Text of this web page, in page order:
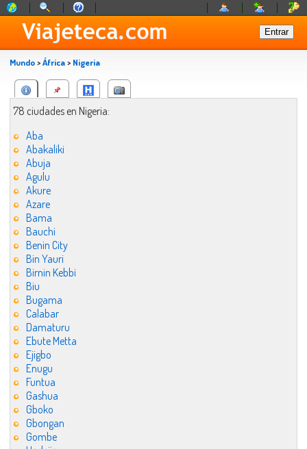
Mundo>África> Nigeria
78 ciudades en Nigeria:
Aba
Abakaliki
Abuja
Agulu
Akure
Azare
Bama
Bauchi
Benin City
Bin Yauri
Birnin Kebbi
Biu
Bugama
Calabar
Damaturu
Ebute Metta
Ejigbo
Enugu
Funtua
Gashua
Gboko
Gbongan
Gombe